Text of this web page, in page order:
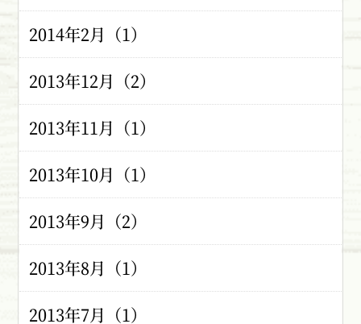
2014年2月（1）
2013年12月（2）
2013年11月（1）
2013年10月（1）
2013年9月（2）
2013年8月（1）
2013年7月（1）